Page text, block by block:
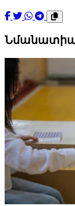
Նմանատիպ